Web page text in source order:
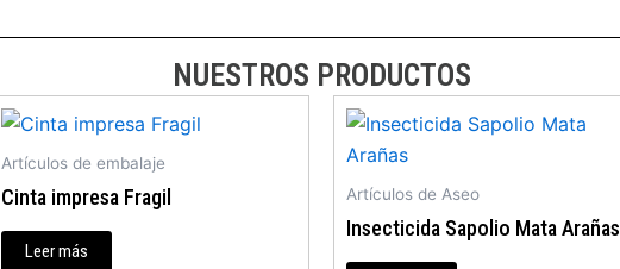
Aseo,NUESTROS PRODUCTOS
Artículos de embalaje
Cinta impresa Fragil
Leer más
Artículos de Aseo
Insecticida Sapolio Mata Arañas